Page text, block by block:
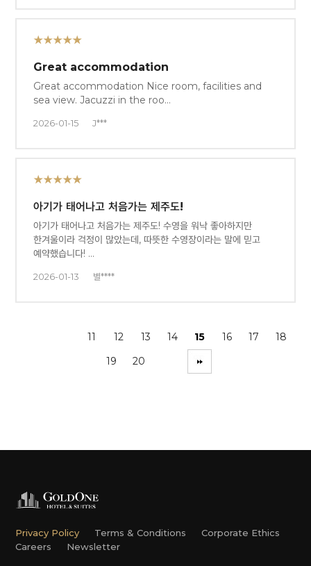
★★★★★
Great accommodation
Great accommodation Nice room, facilities and
sea view. Jacuzzi in the roo…
2026-01-15 J***
★★★★★
아기가 태어나고 처음가는 제주도!
아기가 태어나고 처음가는 제주도! 수영을 워낙 좋아하지만
한겨울이라 걱정이 많았는데, 따뜻한 수영장이라는 말에 믿고
예약했습니다! …
2026-01-13 별****
11 12 13 14 15 16 17
18
19
20
Privacy Policy Terms & Conditions
Corporate Ethics
Careers
Newsletter